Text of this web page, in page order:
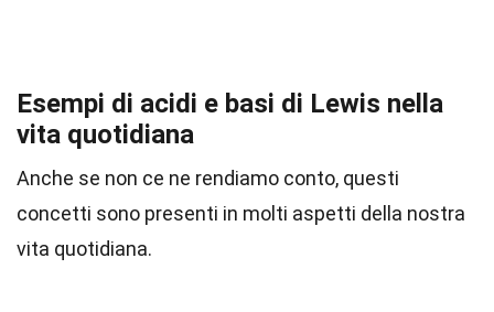
Esempi di acidi e basi di Lewis nella
vita quotidiana
Anche se non ce ne rendiamo conto, questi
concetti sono presenti in molti aspetti della nostra
vita quotidiana.